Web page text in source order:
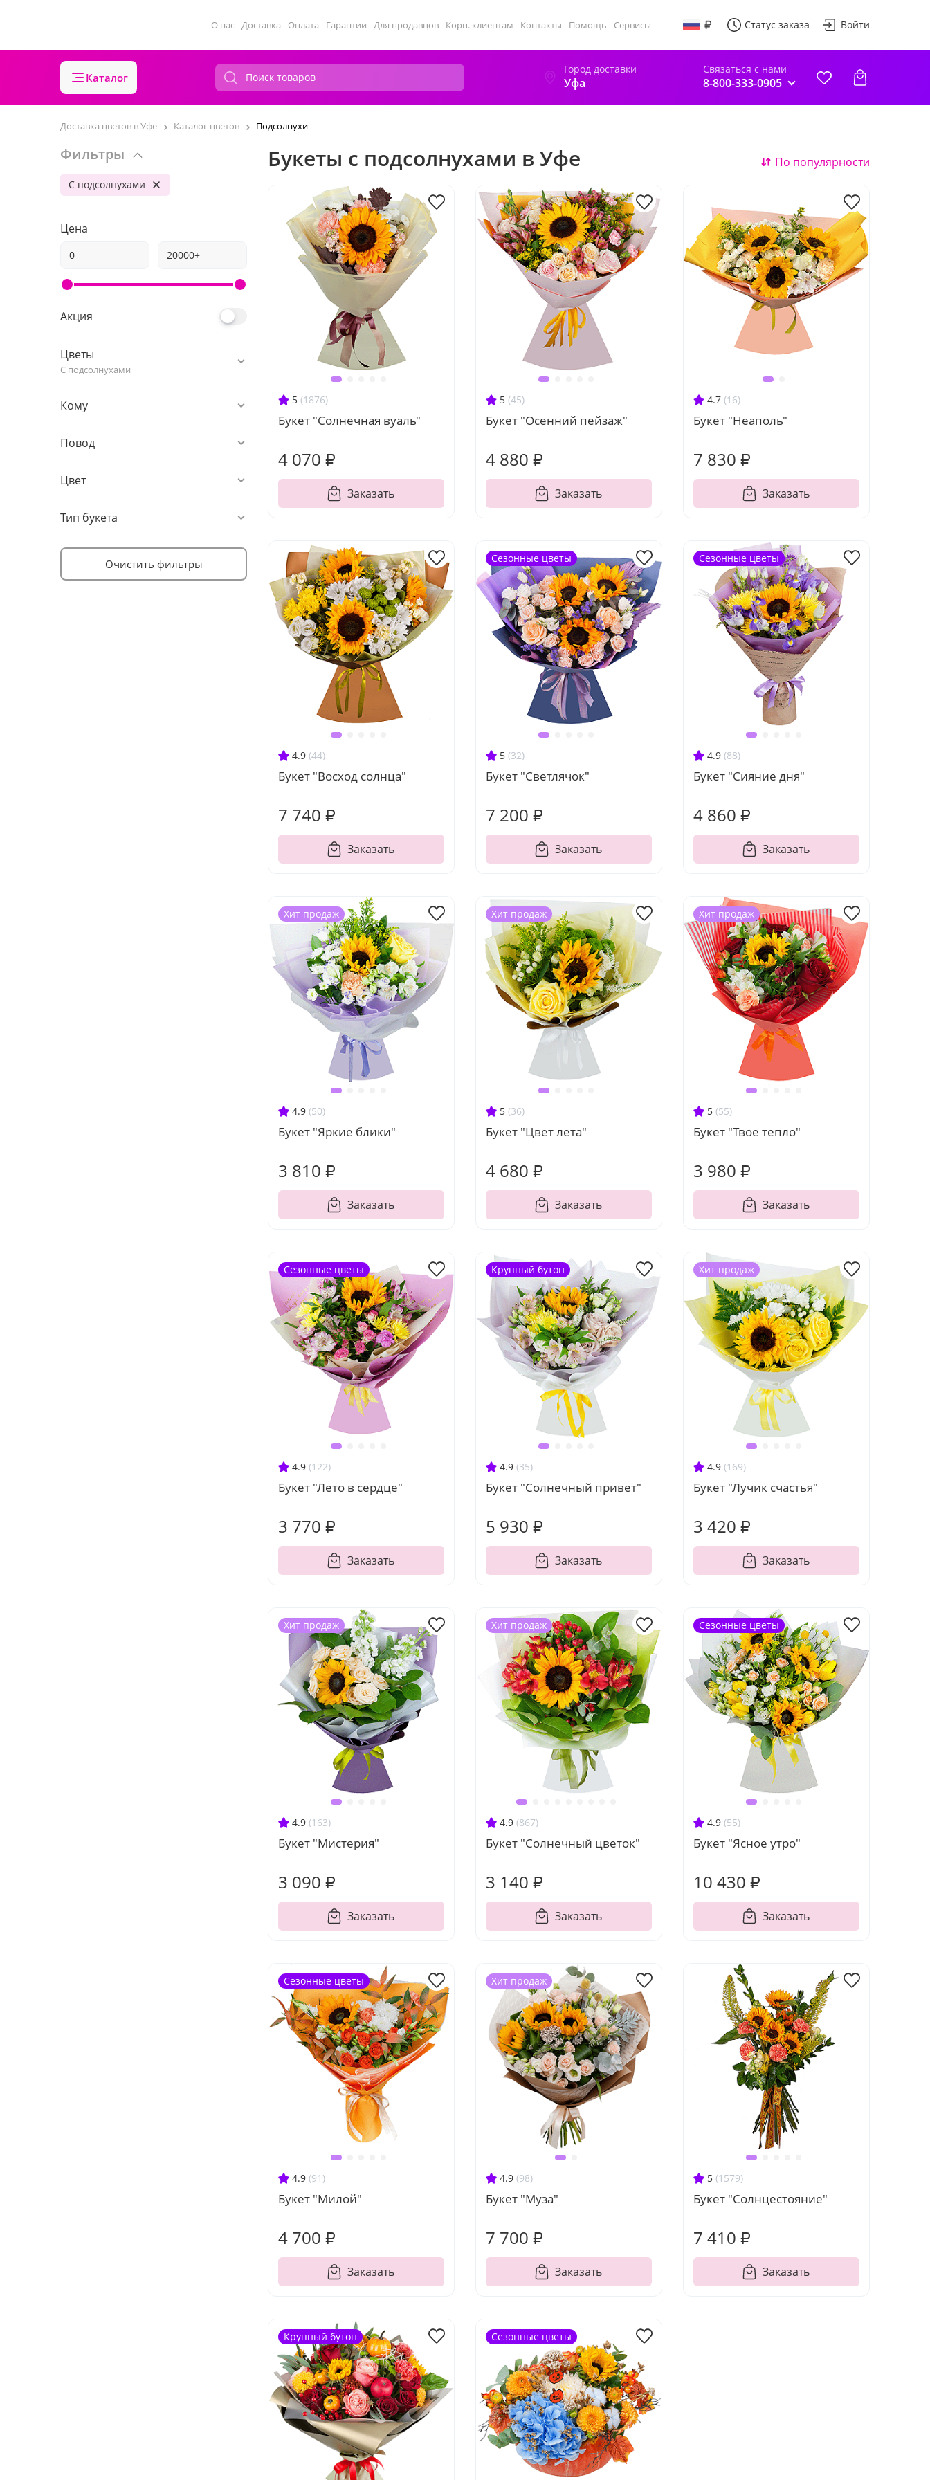
О нас Доставка Оплата Гарантии Для продавцов Корп. клиентам Контакты Помощь Сервисы Статус заказа Войти
Каталог
Город доставки
Уфа
Связаться с нами
8-800-333-0905
Доставка цветов в Уфе Каталог цветов Подсолнухи
Фильтры
С подсолнухами
Цена
Акция
Цветы
С подсолнухами
Кому
Повод
Цвет
Тип букета
Очистить фильтры
Букеты с подсолнухами в Уфе По популярности
5 (1876)
Букет "Солнечная вуаль"
4 070 ₽
Заказать
5 (45)
Букет "Осенний пейзаж"
4 880 ₽
Заказать
4.7 (16)
Букет "Неаполь"
7 830 ₽
Заказать
4.9 (44)
Букет "Восход солнца"
7 740 ₽
Заказать
5 (32)
Букет "Светлячок"
7 200 ₽
Заказать
Сезонные цветы
4.9 (88)
Букет "Сияние дня"
4 860 ₽
Заказать
Сезонные цветы
4.9 (50)
Букет "Яркие блики"
3 810 ₽
Заказать
Хит продаж
5 (36)
Букет "Цвет лета"
4 680 ₽
Заказать
Хит продаж
5 (55)
Букет "Твое тепло"
3 980 ₽
Заказать
Хит продаж
4.9 (122)
Букет "Лето в сердце"
3 770 ₽
Заказать
Сезонные цветы
4.9 (35)
Букет "Солнечный привет"
5 930 ₽
Заказать
Крупный бутон
4.9 (169)
Букет "Лучик счастья"
3 420 ₽
Заказать
Хит продаж
4.9 (163)
Букет "Мистерия"
3 090 ₽
Заказать
Хит продаж
4.9 (867)
Букет "Солнечный цветок"
3 140 ₽
Заказать
Хит продаж
4.9 (55)
Букет "Ясное утро"
10 430 ₽
Заказать
Сезонные цветы
4.9 (91)
Букет "Милой"
4 700 ₽
Заказать
Сезонные цветы
4.9 (98)
Букет "Муза"
7 700 ₽
Заказать
Хит продаж
5 (1579)
Букет "Солнцестояние"
7 410 ₽
Заказать
Крупный бутон Сезонные цветы